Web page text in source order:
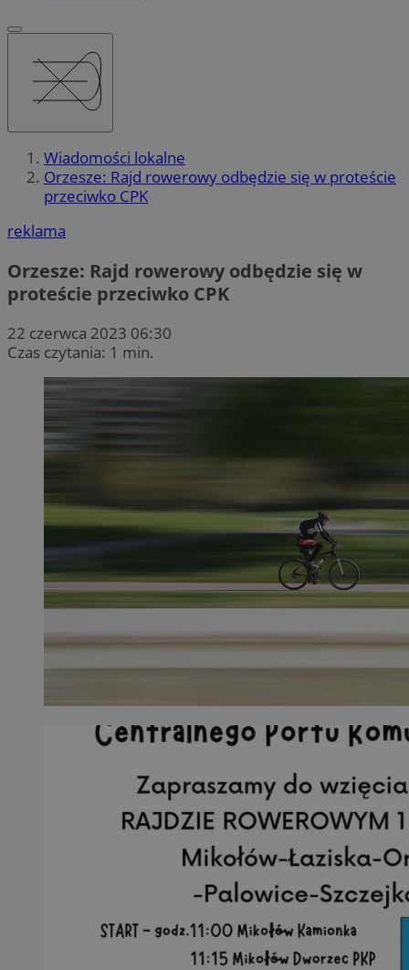
Wiadomości lokalne
Orzesze: Rajd rowerowy odbędzie się w proteście
przeciwko CPK
reklama
Orzesze: Rajd rowerowy odbędzie się w
proteście przeciwko CPK
22 czerwca 2023 06:30
Czas czytania: 1 min.